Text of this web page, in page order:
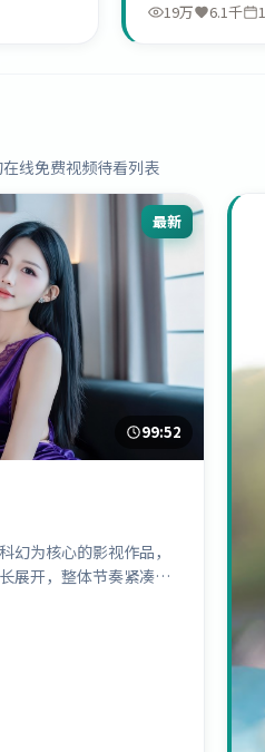
19万 6.1千
线免费视频待看列表
最新
99:52
为核心的影视作品，
展开，整体节奏紧凑，